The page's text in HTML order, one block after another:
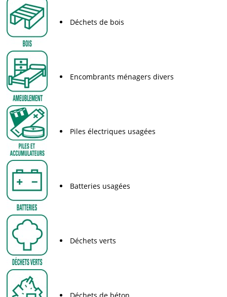
Déchets de bois
Encombrants ménagers divers
Piles électriques usagées
Batteries usagées
Déchets verts